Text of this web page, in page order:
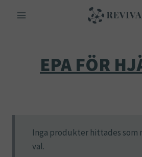
EPA FÖR
Inga produkter hittades som
val.